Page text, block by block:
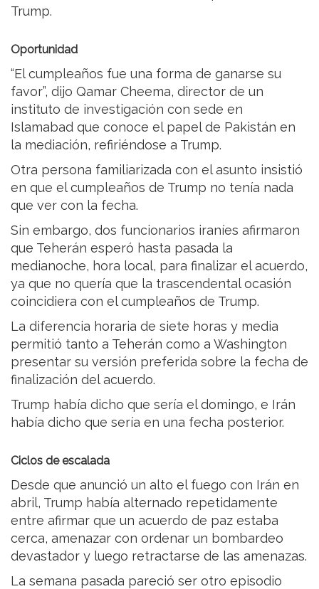
Trump.
Oportunidad
“El cumpleaños fue una forma de ganarse su
favor”, dijo Qamar Cheema, director de un
instituto de investigación con sede en
Islamabad que conoce el papel de Pakistán en
la mediación, refiriéndose a Trump.
Otra persona familiarizada con el asunto insistió
en que el cumpleaños de Trump no tenía nada
que ver con la fecha.
Sin embargo, dos funcionarios iraníes afirmaron
que Teherán esperó hasta pasada la
medianoche, hora local, para finalizar el acuerdo,
ya que no quería que la trascendental ocasión
coincidiera con el cumpleaños de Trump.
La diferencia horaria de siete horas y media
permitió tanto a Teherán como a Washington
presentar su versión preferida sobre la fecha de
finalización del acuerdo.
Trump había dicho que sería el domingo, e Irán
había dicho que sería en una fecha posterior.
Ciclos de escalada
Desde que anunció un alto el fuego con Irán en
abril, Trump había alternado repetidamente
entre afirmar que un acuerdo de paz estaba
cerca, amenazar con ordenar un bombardeo
devastador y luego retractarse de las amenazas.
La semana pasada pareció ser otro episodio